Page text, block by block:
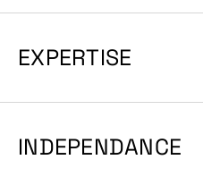
EXPERTISE
INDEPENDANCE